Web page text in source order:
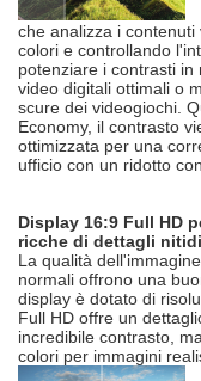
che analizza i
colori e controllando
potenziare i contrasti
video digitali ottimali o
scure dei videogiochi.
Economy, il contrasto
ottimizzata per una
ufficio con un ridotto
Display 16:9 Full HD
ricche di dettagli nitidi
La qualità
normali offrono una
display è dotato di
Full HD offre un
incredibile contrasto,
colori per immagini